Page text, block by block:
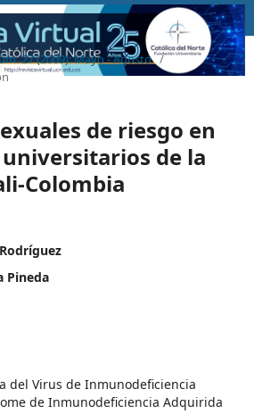
27 (2009): Mayo - Agosto /
de riesgo en
de la
Colombia
Pineda
del Virus de Inmunodeficiencia
de Inmunodeficiencia Adquirida